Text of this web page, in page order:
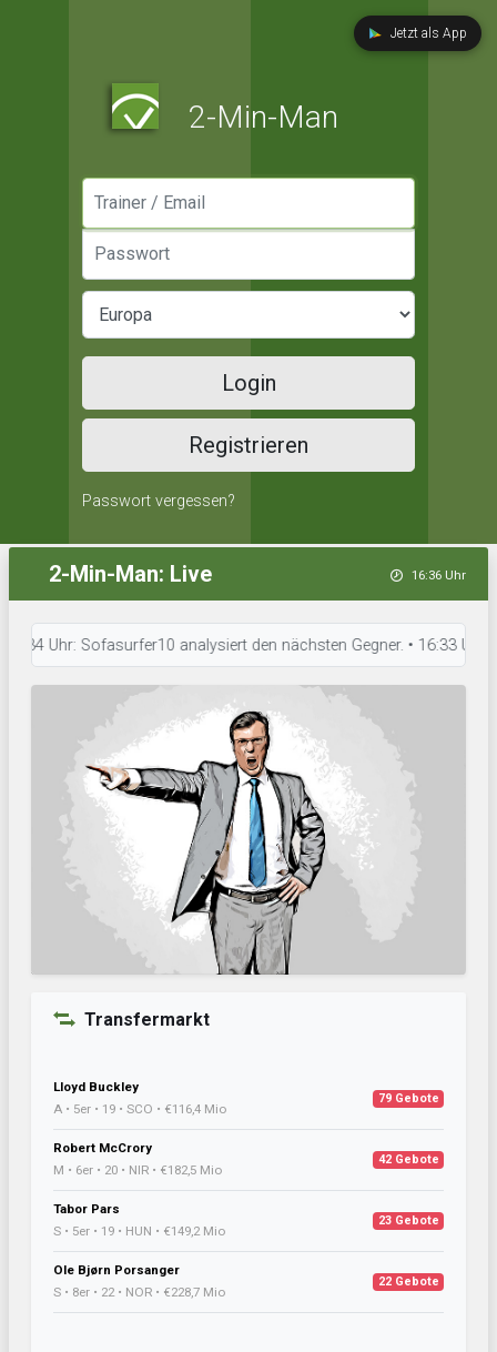
Jetzt als App
2-Min-Man
Login
Registrieren
Passwort vergessen?
2-Min-Man: Live 16:36 Uhr
Uhr: Sofasurfer10 analysiert den nächsten Gegner. • 16:33 Uhr:
Transfermarkt
Lloyd Buckley
A • 5er • 19 • SCO • €116,4 Mio
79 Gebote
Robert McCrory
M • 6er • 20 • NIR • €182,5 Mio
42 Gebote
Tabor Pars
S • 5er • 19 • HUN • €149,2 Mio
23 Gebote
Ole Bjørn Porsanger
S • 8er • 22 • NOR • €228,7 Mio
22 Gebote